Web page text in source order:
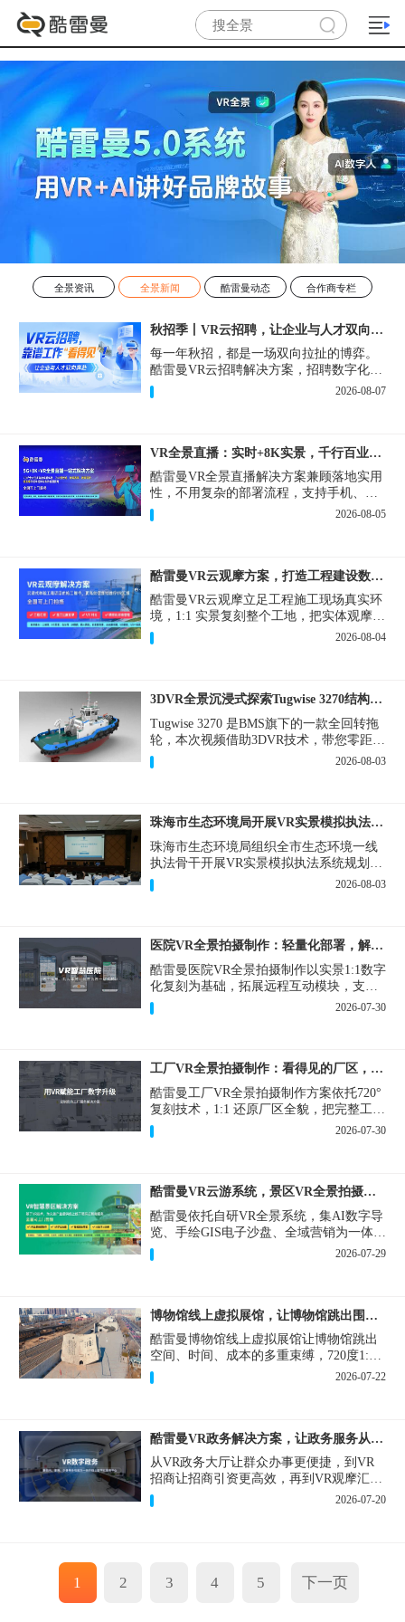
全景资讯 全景新闻 酷雷曼动态 合作商专栏
秋招季丨VR云招聘，让企业与人才双向奔赴！
每一年秋招，都是一场双向拉扯的博弈。
酷雷曼VR云招聘解决方案，招聘数字化的
实用工具，告别“信息博弈”，真正实现企
业与人才双向奔赴。
2026-08-07
VR全景直播：实时+8K实景，千行百业的数字化利器
酷雷曼VR全景直播解决方案兼顾落地实用
性，不用复杂的部署流程，支持手机、网
页多端访问，解决各行各业 “看得见、信
得过、降成本、提转化” 的实际难题。
2026-08-05
酷雷曼VR云观摩方案，打造工程建设数字化观摩新范式
酷雷曼VR云观摩立足工程施工现场真实环
境，1:1 实景复刻整个工地，把实体观摩会
完整搬到云端线上，兼顾线下实体观摩与
线上云观摩双重需求，为施工单位、建设
2026-08-04
3DVR全景沉浸式探索Tugwise 3270结构一览
Tugwise 3270 是BMS旗下的一款全回转拖
轮，本次视频借助3DVR技术，带您零距离
透视这艘拖轮的内外构造，沉浸式探索每
一处细节。
2026-08-03
珠海市生态环境局开展VR实景模拟执法专题培训
珠海市生态环境局组织全市生态环境一线
执法骨干开展VR实景模拟执法系统规划建
设和教学培训，持续推进科技赋能生态环
境执法，夯实队伍办案“基本功”。
2026-08-03
医院VR全景拍摄制作：轻量化部署，解决医患真实痛点
酷雷曼医院VR全景拍摄制作以实景1:1数字
化复刻为基础，拓展远程互动模块，支持
定制，轻量化搭建部署，可挂载在公众
号、官网等线上平台。
2026-07-30
工厂VR全景拍摄制作：看得见的厂区，省下来的成本
酷雷曼工厂VR全景拍摄制作方案依托720°
复刻技术，1:1 还原厂区全貌，把完整工厂
搬进手机、电脑大屏，既是工厂对外拓客
的数字化名片，也是内部管理、人员培训
2026-07-30
酷雷曼VR云游系统，景区VR全景拍摄制作一站式落地
酷雷曼依托自研VR全景系统，集AI数字导
览、手绘GIS电子沙盘、全域营销为一体，
打造从VR全景拍摄制作到成熟VR云游落
地案例。
2026-07-29
博物馆线上虚拟展馆，让博物馆跳出围墙让历史随处可及
酷雷曼博物馆线上虚拟展馆让博物馆跳出
空间、时间、成本的多重束缚，720度1:1
实景复刻的VR数字展厅，已经成为博物馆
数字化刚需新基建。
2026-07-22
酷雷曼VR政务解决方案，让政务服务从“看得见”开始
从VR政务大厅让群众办事更便捷，到VR
招商让招商引资更高效，再到VR观摩汇报
让政务成果更直观，酷雷曼VR政务解决方
案，解锁政务服务新体验，让服务从“看得
2026-07-20
1 2 3 4 5 下一页